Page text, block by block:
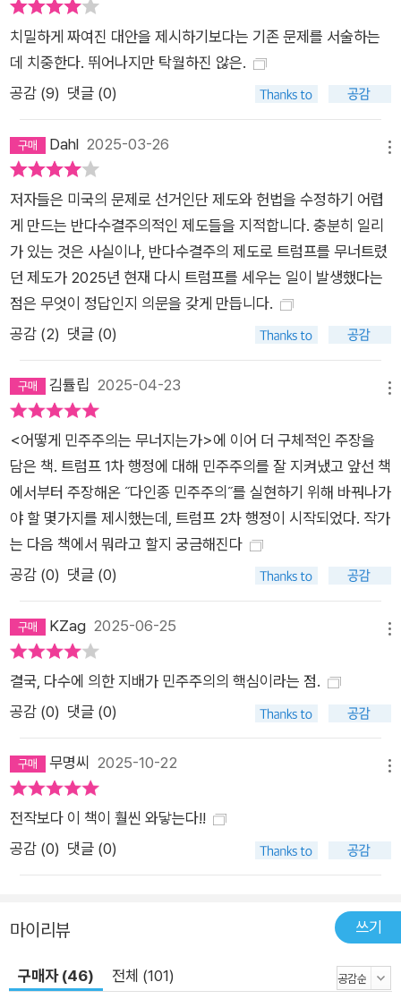
을 위한 법안이 50퍼센트 이상의 표를 받았음에도 필리버스터로
인해 죽음을 맞이했다. 민주적이라고 알려진 수많은 제도는 사실
사회적 소수자가 아닌 극단적 소수에게 혜택을 부여하며, 반동을
꿈꾸는 이들에게 힘을 실어준다. 소수의 권리를 위한 것인가, 당
파적 이익을 위한 것인가? 익숙한 법과 제도에 담긴 민주주의 붕
괴의 씨앗 민주주의에서 다수의 힘을 제한하기 위한 장치는 반드
시 필요하다. 특히 개인의 자유라는 영역에서 그렇다. 선출된 정
부라고 해서 우리가 특정 신에게 예배를 드리도록 강요할 수 없
고, 어떤 책을 읽고, 어떤 영화를 보고, 대학에서 무엇을 배워야
할지 판단해선 안 된다. 또한 개인이 어떤 인종이나 성과 결혼해
야 할지 결정해서도 안 된다. 그러나 적은 표를 얻은 이가 많은 표
를 얻은 이 대신 공직에 오르고, 의회 다수가 결정한 법안이 소수
의 의원에게 가로막히고, 소수의 극단적인 의견에 끊임없이 귀를
까? 저자들은 “소수를 보호하고 민주주의를 보전하는 제도”와
“특권을 가진 소수에게 부당한 이익을 제공하는 제도”를 엄연히
구분해야 한다고 이야기하며, 우리가 관습적으로 따르고 찬양하
는 제도를 비판적인 시선으로 바라볼 것을 촉구한다. 선출되지 않
은 권력의 횡포. 특정 집단을 과도하게 대표하는 선거. 선택적으
로 규정되는 합법과 불법. 이 책은 우리가 신성하게 여겨왔던 정
치 체제가 실은 타협과 한계로 가득한 제도라는 것을, 때문에 반
성원이 공존하는 민주주의 국가가 되느냐, 소수만이 권리를 누리
선거의 해, 저자들은 민주주의의 운명이 바로 우리의 선택에 달려
있음을 강력하게 경고한다.
치밀하게 짜여진 대안을 제시하기보다는 기존 문제를 서술하는
데 치중한다. 뛰어나지만 탁월하진 않은.
공감 (9) 댓글 (0)
Dahl 2025-03-26
저자들은 미국의 문제로 선거인단 제도와 헌법을 수정하기 어렵
게 만드는 반다수결주의적인 제도들을 지적합니다. 충분히 일리
가 있는 것은 사실이나, 반다수결주의 제도로 트럼프를 무너트렸
던 제도가 2025년 현재 다시 트럼프를 세우는 일이 발생했다는
점은 무엇이 정답인지 의문을 갖게 만듭니다.
공감 (2) 댓글 (0)
김튤립 2025-04-23
<어떻게 민주주의는 무너지는가>에 이어 더 구체적인 주장을
담은 책. 트럼프 1차 행정에 대해 민주주의를 잘 지켜냈고 앞선 책
에서부터 주장해온 ˝다인종 민주주의˝를 실현하기 위해 바꿔나가
야 할 몇가지를 제시했는데, 트럼프 2차 행정이 시작되었다. 작가
는 다음 책에서 뭐라고 할지 궁금해진다
공감 (0) 댓글 (0)
KZag 2025-06-25
결국, 다수에 의한 지배가 민주주의의 핵심이라는 점.
공감 (0) 댓글 (0)
무명씨 2025-10-22
전작보다 이 책이 훨씬 와닿는다!!
공감 (0) 댓글 (0)
마이리뷰 쓰기
구매자 (46) 전체 (101)